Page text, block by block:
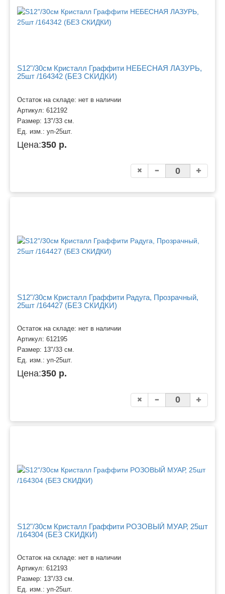
S12"/30см Кристалл Граффити НЕБЕСНАЯ ЛАЗУРЬ,
25шт /164342 (БЕЗ СКИДКИ)
Остаток на складе: нет в наличии
Артикул: 612192
Размер: 13"/33 см.
Ед. изм.: уп-25шт.
Цена:350 р.
S12"/30см Кристалл Граффити Радуга, Прозрачный,
25шт /164427 (БЕЗ СКИДКИ)
Остаток на складе: нет в наличии
Артикул: 612195
Размер: 13"/33 см.
Ед. изм.: уп-25шт.
Цена:350 р.
S12"/30см Кристалл Граффити РОЗОВЫЙ МУАР, 25шт
/164304 (БЕЗ СКИДКИ)
Остаток на складе: нет в наличии
Артикул: 612193
Размер: 13"/33 см.
Ед. изм.: уп-25шт.